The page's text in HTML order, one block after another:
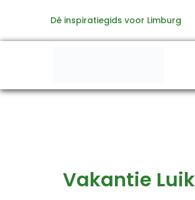
de
Dé inspiratiegids voor Limburg
Vakantie Luik
naar: